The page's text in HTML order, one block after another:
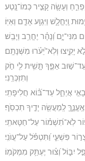
וְעָשָׂ֖ה קָצִ֣יר כְּמוֹ־נָֽטַע׃
וַֽיֶּחֱלָ֑שׁ וַיִּגְוַ֖ע אָדָ֣ם וְאַיּֽוֹ׃
מִנִּי־יָ֑ם וְ֝נָהָ֗ר יֶחֱרַ֥ב וְיָבֵֽשׁ׃
יָקִ֑יצוּ וְלֹֽא־יֵ֝עֹ֗רוּ מִשְּׁנָתָֽם׃
עַד־שׁ֣וּב אַפֶּ֑ךָ תָּ֤שִׁ֥ית לִ֖י חֹ֣ק
וְתִזְכְּרֵֽנִי׃
אֲיַחֵ֑ל עַד־בּ֝֗וֹא חֲלִיפָתִֽי׃
לְֽמַעֲשֵׂ֖ה יָדֶ֣יךָ תִכְסֹֽף׃
לֹֽא־תִ֝שְׁמ֗וֹר עַל־חַטָּאתִֽי׃
פִּשְׁעִ֑י וַ֝תִּטְפֹּ֗ל עַל־עֲוֺנִֽי׃
יִבּ֑וֹל וְ֝צ֗וּר יֶעְתַּ֥ק מִמְּקֹמֽוֹ׃